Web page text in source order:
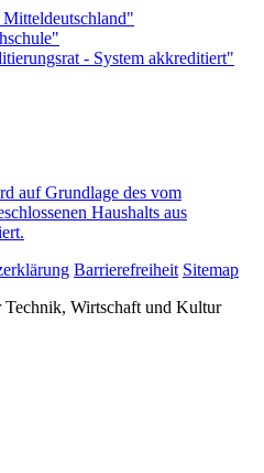
auf Grundlage des vom
Haushalts aus
Barrierefreiheit Sitemap
Wirtschaft und Kultur